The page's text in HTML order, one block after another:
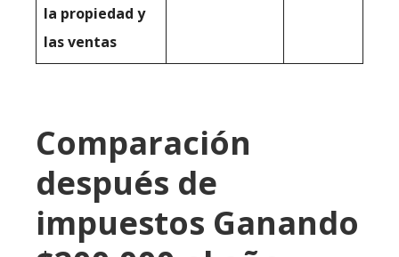
la propiedad y
las ventas
Comparación
después de
impuestos Ganando